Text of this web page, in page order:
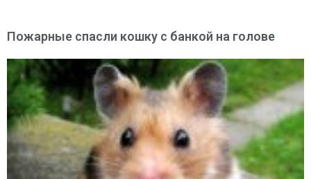
Пожарные спасли кошку с банкой на голове